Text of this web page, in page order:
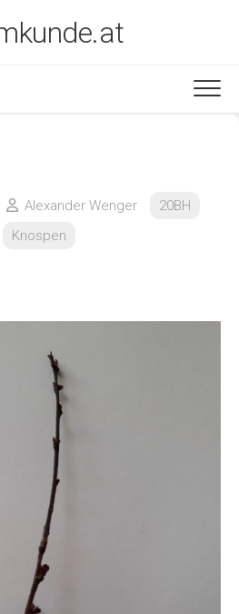
Alexander Wenger
20BH
Knospen